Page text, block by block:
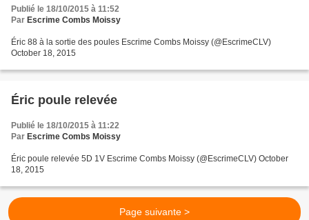
Publié le 18/10/2015 à 11:52
Par Escrime Combs Moissy
Éric 88 à la sortie des poules Escrime Combs Moissy (@EscrimeCLV)
October 18, 2015
Éric poule relevée
Publié le 18/10/2015 à 11:22
Par Escrime Combs Moissy
Éric poule relevée 5D 1V Escrime Combs Moissy (@EscrimeCLV) October
18, 2015
Page suivante >